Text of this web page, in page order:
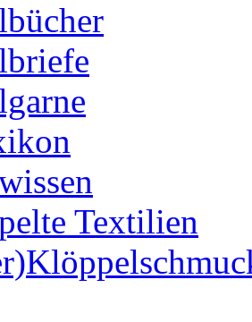
Textilien